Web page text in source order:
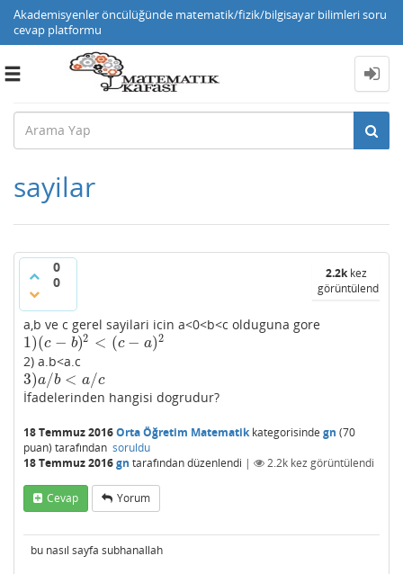
Akademisyenler öncülüğünde matematik/fizik/bilgisayar bilimleri soru
cevap platformu
Toggle
sayilar
0
0
2.2kkez
görüntülendi
a,b ve c gerel sayilari icin a<0<b<c olduguna gore
1)(c − b)2 < (c − a)2
1)(c− b)2 <(c− a)
2) a.b<a.c
3)a/b < a/c
3)a/b< a/c
İfadelerinden hangisi dogrudur?
18 Temmuz 2016Orta Öğretim Matematikkategorisinde gn (70
puan) tarafından soruldu
18 Temmuz 2016gn tarafındandüzenlendi | 2.2k kez görüntülendi
Cevap Yorum
bu nasıl sayfa subhanallah